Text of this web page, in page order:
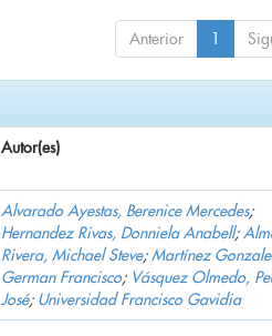
Anterior 1
Autor(es)
Alvarado Ayestas, Berenice Mercedes;
Hernandez Rivas, Donniela Anabell;
Rivera, Michael Steve;Martínez
German Francisco; Vásquez Olmedo,
José; Universidad Francisco Gavidia